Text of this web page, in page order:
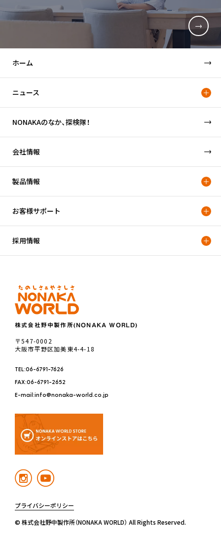
ホーム
ニュース
NONAKAのなか、探検隊！
会社情報
製品情報
お客様サポート
採用情報
株式会社野中製作所(NONAKA WORLD)
〒547-0002
大阪市平野区加美東4-4-18
TEL:06-6791-7626
FAX:06-6791-2652
E-mail:info@nonaka-world.co.jp
プライバシーポリシー
© 株式会社野中製作所（NONAKA WORLD） All Rights Reserved.